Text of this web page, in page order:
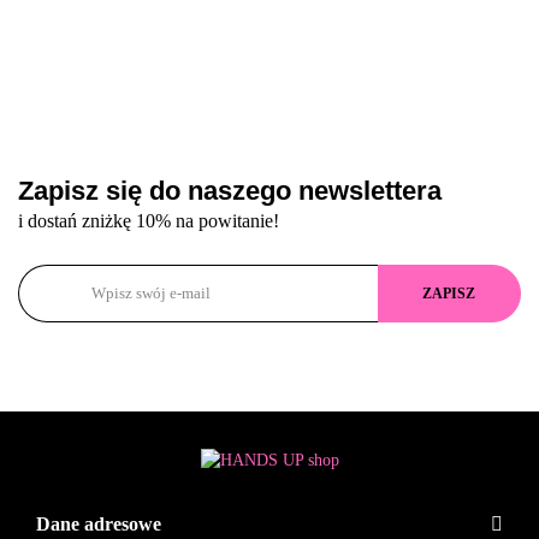
Zapisz się do naszego newslettera
i dostań zniżkę 10% na powitanie!
Dane adresowe